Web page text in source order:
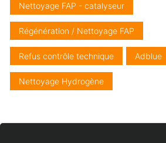
Nettoyage FAP - catalyseur
Régénération / Nettoyage FAP
Refus contrôle technique Adblue
Nettoyage Hydrogène